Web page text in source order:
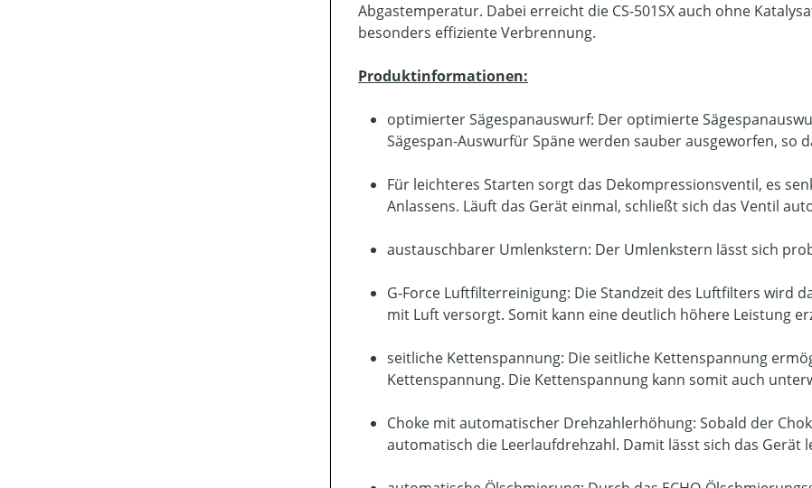
Abgastemperatur. Dabei erreicht die CS-501SX auch ohne
besonders effiziente Verbrennung.
Produktinformationen:
optimierter Sägespanauswurf: Der optimierte
Sägespan-Auswurfür Späne werden sauber ausgeworfen, so
Für leichteres Starten sorgt das Dekompressionsventil, es
Anlassens. Läuft das Gerät einmal, schließt sich das Ventil
austauschbarer Umlenkstern: Der Umlenkstern lässt sich
G-Force Luftfilterreinigung: Die Standzeit des Luftfilters wird
mit Luft versorgt. Somit kann eine deutlich höhere Leistung
seitliche Kettenspannung: Die seitliche Kettenspannung
Kettenspannung. Die Kettenspannung kann somit auch
Choke mit automatischer Drehzahlerhöhung: Sobald der
automatisch die Leerlaufdrehzahl. Damit lässt sich das Gerät